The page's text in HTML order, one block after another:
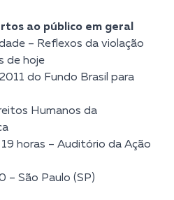
ao público em geral
– Reflexos da violação
de hoje
do Fundo Brasil para
Humanos da
horas – Auditório da Ação
– São Paulo (SP)